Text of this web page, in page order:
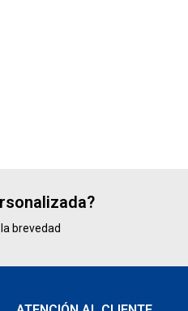
brevedad